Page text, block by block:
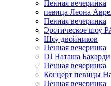
Пенная вечеринка
певица Леона
Пенная вечеринка
Эротическое шоу
Шоу двойников
Пенная вечеринка
DJ Наташа Бакарди
Пенная вечеринка
Концерт певицы
Пенная вечеринка